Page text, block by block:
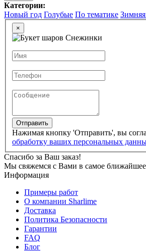
Категории:
Новый год Голубые По тематике
×
Отправить
Нажимая кнопку 'Отправить', вы
обработку ваших персональных
Спасибо за Ваш заказ!
Мы свяжемся с Вами в самое
Информация
Примеры работ
О компании Sharlime
Доставка
Политика Безопасности
Гарантии
FAQ
Блог